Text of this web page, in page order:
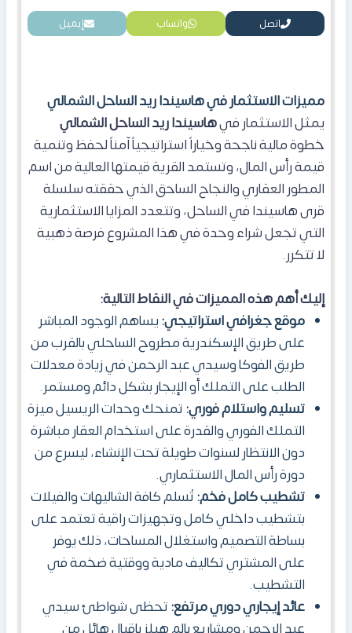
اتصل واتساب إيميل
مميزات الاستثمار في هاسيندا ريد الساحل الشمالي
يمثل الاستثمار فيهاسيندا ريد الساحل الشمالي
خطوة مالية ناجحة وخياراً استراتيجياً آمناً لحفظ وتنمية
قيمة رأس المال، وتستمد القرية قيمتها العالية من اسم
المطور العقاري والنجاح الساحق الذي حققته سلسلة
قرى هاسيندا في الساحل، وتتعدد المزايا الاستثمارية
التي تجعل شراء وحدة في هذا المشروع فرصة ذهبية
لا تتكرر.
إليك أهم هذه المميزات في النقاط التالية:
موقع جغرافي استراتيجي:يساهم الوجود المباشر
على طريق الإسكندرية مطروح الساحلي بالقرب من
طريق الفوكا وسيدي عبد الرحمن في زيادة معدلات
الطلب على التملك أو الإيجار بشكل دائم ومستمر.
تسليم واستلام فوري:تمنحك وحدات الريسيل ميزة
التملك الفوري والقدرة على استخدام العقار مباشرة
دون الانتظار لسنوات طويلة تحت الإنشاء، ليسرع من
دورة رأس المال الاستثماري.
تشطيب كامل فخم:تُسلم كافة الشاليهات والفيلات
بتشطيب داخلي كامل وتجهيزات راقية تعتمد على
بساطة التصميم واستغلال المساحات، ذلك يوفر
على المشتري تكاليف مادية ووقتية ضخمة في
التشطيب.
عائد إيجاري دوري مرتفع:تحظى شواطئ سيدي